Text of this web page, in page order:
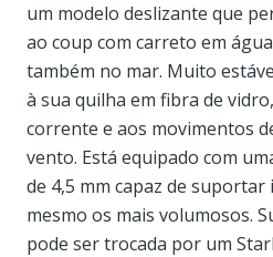
um modelo deslizante que
ao coup com carreto em
também no mar. Muito
à sua quilha em fibra de
corrente e aos movimentos
vento. Está equipado com
de 4,5 mm capaz de
mesmo os mais volumosos.
pode ser trocada por um